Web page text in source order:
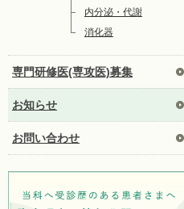
内分泌・代謝
消化器
専門研修医(専攻医)募集
お知らせ
お問い合わせ